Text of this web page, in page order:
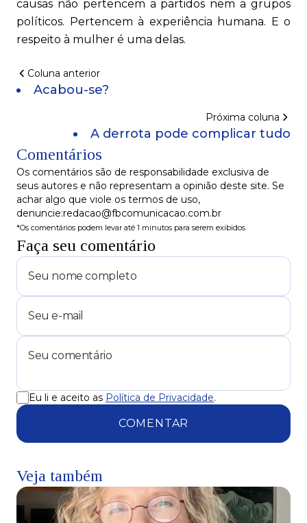
causas não pertencem a partidos nem a grupos
políticos. Pertencem à experiência humana. E o
respeito à mulher é uma delas.
Coluna anterior
Acabou-se?
Próxima coluna
A derrota pode complicar tudo
Comentários
Os comentários são de responsabilidade exclusiva de
seus autores e não representam a opinião deste site. Se
achar algo que viole os termos de uso,
denuncie:redacao@fbcomunicacao.com.br
*Os comentários podem levar até 1 minutos para serem exibidos
Faça seu comentário
Eu li e aceito as Política de Privacidade.
COMENTAR
Veja também